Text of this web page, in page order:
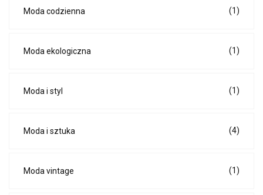
Moda codzienna (1)
Moda ekologiczna (1)
Moda i styl (1)
Moda i sztuka (4)
Moda vintage (1)